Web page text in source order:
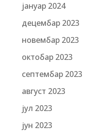
јануар 2024
децембар 2023
новембар 2023
октобар 2023
септембар 2023
август 2023
јул 2023
јун 2023